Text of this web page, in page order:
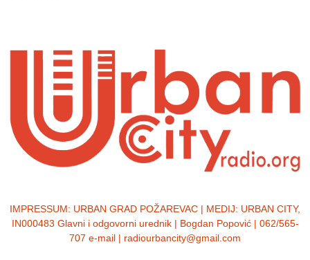
IMPRESSUM: URBAN GRAD POŽAREVAC | MEDIJ: URBAN CITY,
IN000483 Glavni i odgovorni urednik | Bogdan Popović | 062/565-
707 e-mail | radiourbancity@gmail.com